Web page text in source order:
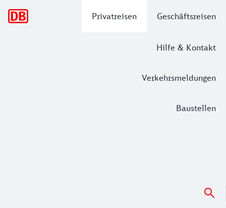
Privatreisen Geschäftsreisen
Hilfe & Kontakt
Verkehrsmeldungen
Baustellen